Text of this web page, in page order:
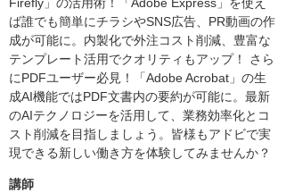
Firefly」の活用術！「Adobe Express」を使え
ば誰でも簡単にチラシやSNS広告、PR動画の作
成が可能に。内製化で外注コスト削減、豊富な
テンプレート活用でクオリティもアップ！ さら
にPDFユーザー必見！「Adobe Acrobat」の生
成AI機能ではPDF文書内の要約が可能に。最新
のAIテクノロジーを活用して、業務効率化とコ
スト削減を目指しましょう。皆様もアドビで実
現できる新しい働き方を体験してみませんか？
講師